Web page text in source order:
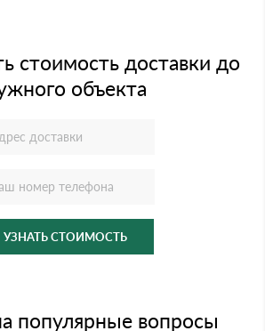
стоимость доставки до
объекта
УЗНАТЬ СТОИМОСТЬ
популярные вопросы